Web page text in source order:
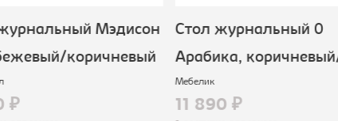
Мэдисон
коричневый
₽
Стол журнальный 0
Арабика, коричневый/
Мебелик
11 890 ₽